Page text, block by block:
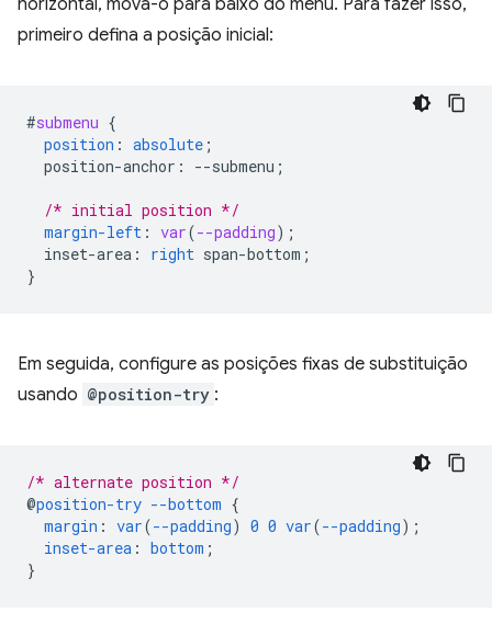
primeiro defina a posição inicial:
#submenu {
position : absolute ;
position-anchor : --submenu ;
/* initial position */
margin-left : var(--padding);
inset-area : right span-bottom ;
}
Em seguida, configure as posições fixas de substituição
usando @position-try :
/* alternate position */
@position-try --bottom {
margin : var(--padding) 0 0 var(--padding);
inset-area : bottom ;
}